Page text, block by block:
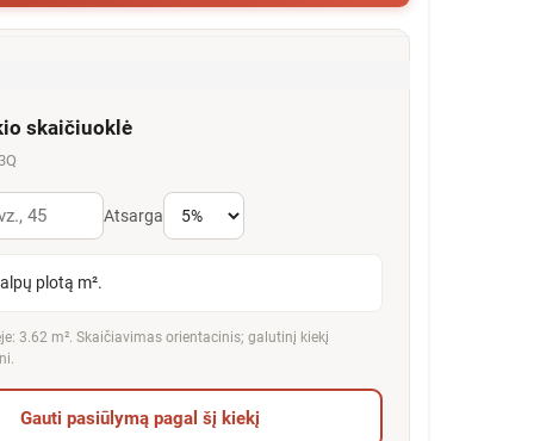
skaičiuoklė
Atsarga
plotą m².
3.62 m². Skaičiavimas orientacinis; galutinį kiekį
Gauti pasiūlymą pagal šį kiekį